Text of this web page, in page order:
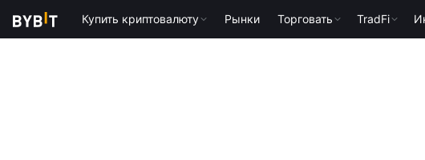
Купить криптовалюту Рынки Торговать TradFi